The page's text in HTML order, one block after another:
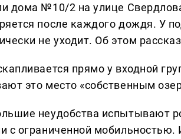
дома №10/2 на улице
после каждого дождя. У
не уходит. Об этом
прямо у входной
это место «собственным
неудобства испытывают
с ограниченной мобильностью.